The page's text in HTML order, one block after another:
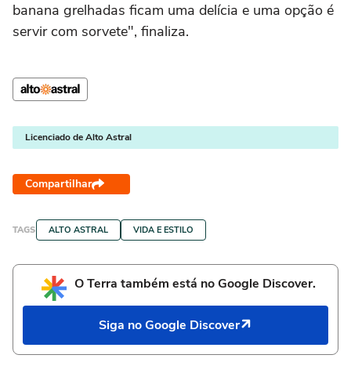
banana grelhadas ficam uma delícia e uma opção é
servir com sorvete", finaliza.
Licenciado de Alto Astral
Compartilhar
TAGS ALTO ASTRAL VIDA E ESTILO
O Terra também está no Google Discover.
Siga no Google Discover